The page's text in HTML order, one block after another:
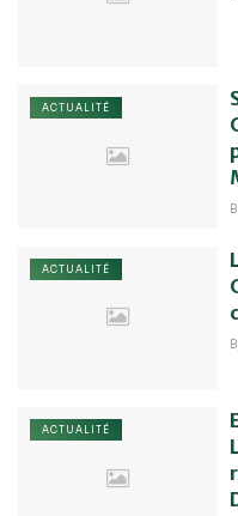
ACTUALITÉ
ACTUALITÉ
ACTUALITÉ